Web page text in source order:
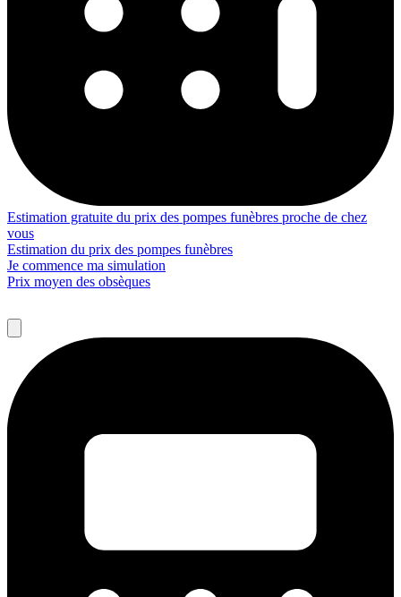
Estimation gratuite du prix des pompes funèbres proche de chez
vous
Estimation du prix des pompes funèbres
Je commence ma simulation
Prix moyen des obsèques